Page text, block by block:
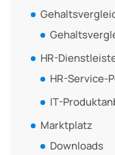
HR-
HR-Service-
IT-
Marktplatz
Downloads